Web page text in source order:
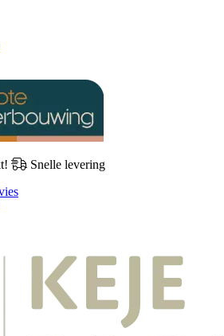
Snelle levering